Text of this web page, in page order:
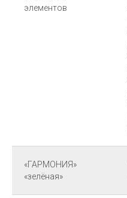
элементов
«ГАРМОНИЯ»
«зелёная»